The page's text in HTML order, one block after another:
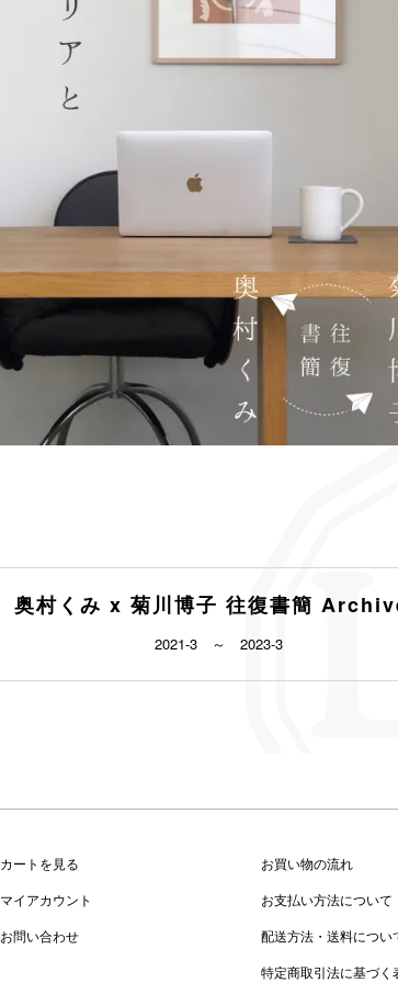
奥村くみ x 菊川博子 往復書簡
2021-3 ～ 2023-3
カートを見る
マイアカウント
お問い合わせ
お買い物の流れ
お支払い方法について
配送方法・送料につい
特定商取引法に基づく